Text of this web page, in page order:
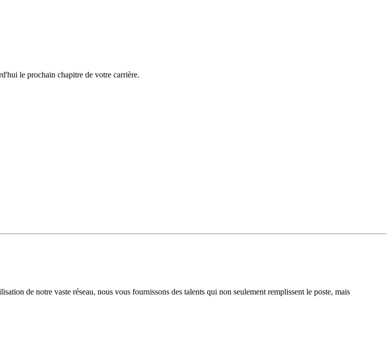
le prochain chapitre de votre carrière.
de notre vaste réseau, nous vous fournissons des talents qui non seulement remplissent le poste, mais